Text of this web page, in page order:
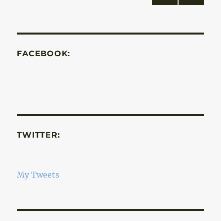
OLD
FACEBOOK:
TWITTER:
My Tweets